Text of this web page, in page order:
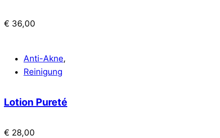
€ 36,00
Anti-Akne,
Reinigung
Lotion Pureté
€ 28,00